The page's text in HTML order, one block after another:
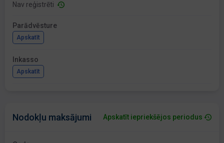
Nav reģistrēti
Parādvēsture
Apskatīt
Inkasso
Apskatīt
Nodokļu maksājumi Apskatīt iepriekšējos periodus